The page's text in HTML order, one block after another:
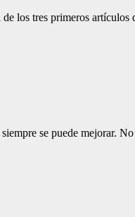
los tres primeros
se puede mejorar.